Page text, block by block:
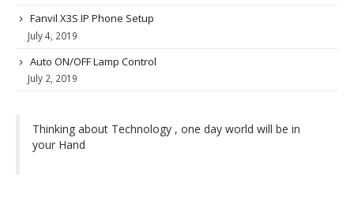
Fanvil X3S IP Phone Setup
July 4, 2019
Auto ON/OFF Lamp Control
July 2, 2019
Thinking about Technology , one day world will be in
your Hand